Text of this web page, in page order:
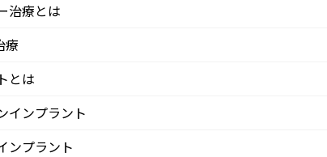
治療とは
療
とは
インプラント
ンプラント